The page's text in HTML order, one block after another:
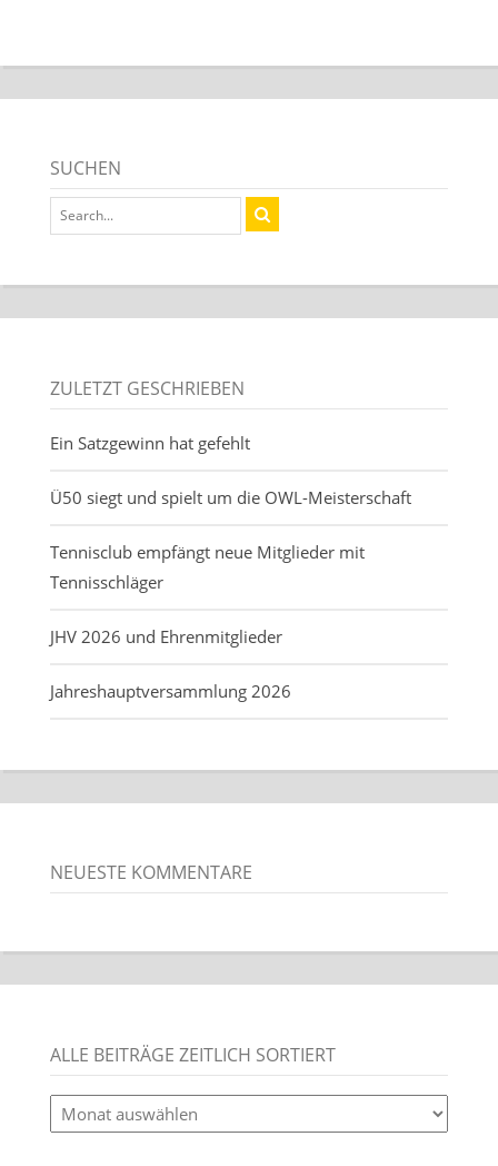
SUCHEN
ZULETZT GESCHRIEBEN
Ein Satzgewinn hat gefehlt
Ü50 siegt und spielt um die OWL-Meisterschaft
Tennisclub empfängt neue Mitglieder mit
Tennisschläger
JHV 2026 und Ehrenmitglieder
Jahreshauptversammlung 2026
NEUESTE KOMMENTARE
ALLE BEITRÄGE ZEITLICH SORTIERT
alle
Beiträge
zeitlich